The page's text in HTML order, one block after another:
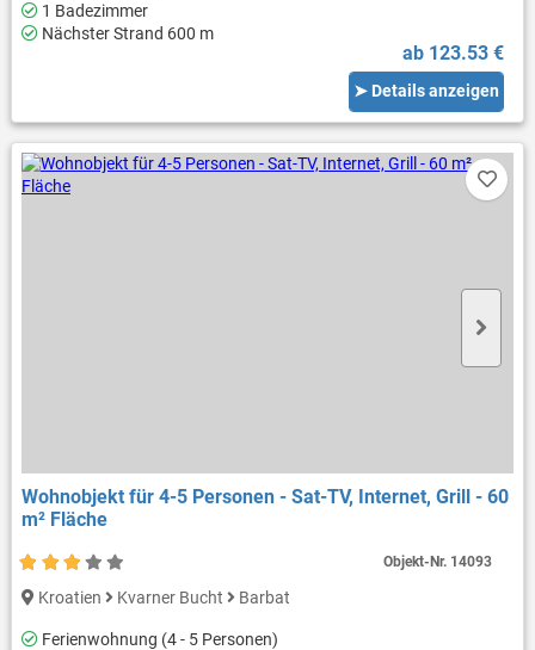
1 Badezimmer
Nächster Strand 600 m
ab 123.53 €
➤ Details anzeigen
Wohnobjekt für 4-5 Personen - Sat-TV, Internet, Grill - 60
m² Fläche
Kroatien Kvarner Bucht Barbat
Ferienwohnung (4 - 5 Personen)
Objekt-Nr. 14093